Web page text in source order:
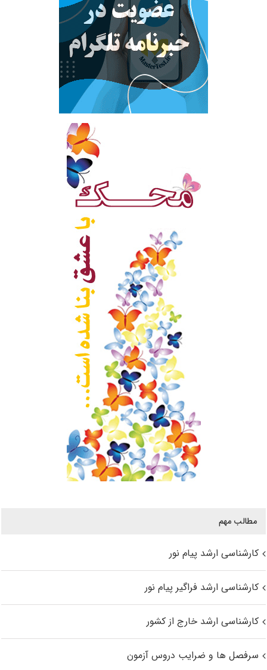
مطالب مهم
کارشناسی ارشد پیام نور
کارشناسی ارشد فراگیر پیام نور
کارشناسی ارشد خارج از کشور
سرفصل ها و ضرایب دروس آزمون